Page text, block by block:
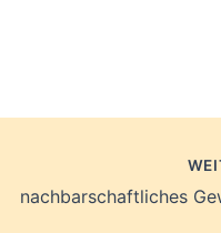
nachbarschaftliches